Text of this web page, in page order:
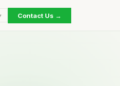
Contact Us →